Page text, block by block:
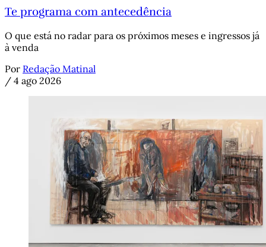
Te programa com antecedência
O que está no radar para os próximos meses e ingressos já
à venda
Por Redação Matinal
/ 4 ago 2026